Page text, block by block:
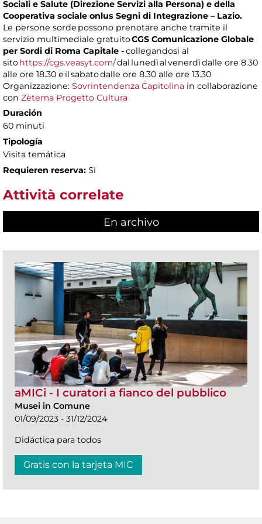
Sociali e Salute (Direzione Servizi alla Persona) e della
Cooperativa sociale onlus Segni di Integrazione – Lazio.
Le persone sorde possono prenotare anche tramite il
servizio multimediale gratuitoCGS Comunicazione Globale
per Sordi di Roma Capitale -collegandosi al
sitohttps://cgs.veasyt.com/dal lunedì al venerdì dalle ore 8.30
alle ore 18.30 e il sabato dalle ore 8.30 alle ore 13.30
Organizzazione: Sovrintendenza Capitolina in collaborazione
con Zètema Progetto Cultura
Duración
60 minuti
Tipología
Visita temática
Requieren reserva: Sì
Attività correlate
En archivo
aMICi - I curatori a fianco del pubblico
Musei in Comune
01/09/2023 - 31/12/2024
Didáctica para todos
Gratis con la tarjeta MIC